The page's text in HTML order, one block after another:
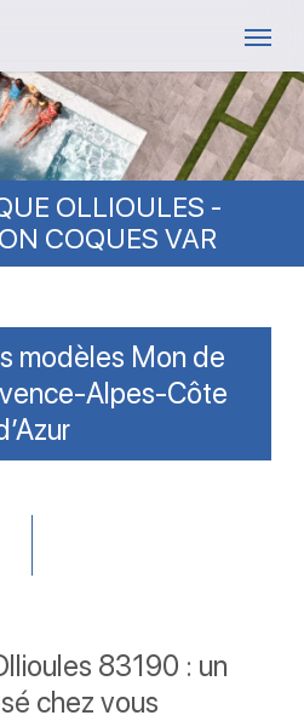
OLLIOULES -
COQUES VAR
modèles Mon de
Alpes-Côte
83190 : un
chez vous